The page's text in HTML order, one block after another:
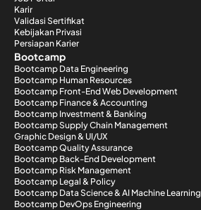
Karir
Validasi Sertifikat
Kebijakan Privasi
Persiapan Karier
Bootcamp
Bootcamp Data Engineering
Bootcamp Human Resources
Bootcamp Front-End Web Development
Bootcamp Finance & Accounting
Bootcamp Investment & Banking
Bootcamp Supply Chain Management
Graphic Design & UI/UX
Bootcamp Quality Assurance
Bootcamp Back-End Development
Bootcamp Risk Management
Bootcamp Legal & Policy
Bootcamp Data Science & AI Machine Learning
Bootcamp DevOps Engineering